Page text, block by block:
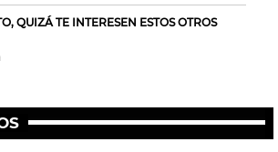
QUIZÁ TE INTERESEN ESTOS OTROS